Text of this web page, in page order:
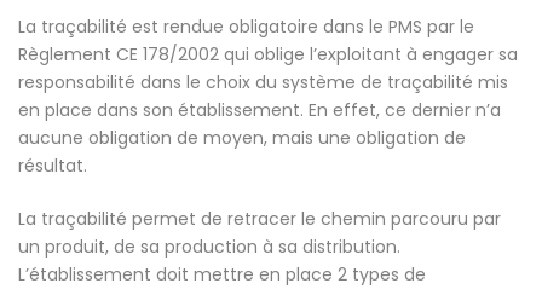
La traçabilité est rendue obligatoire dans le PMS par le
Règlement CE 178/2002 qui oblige l’exploitant à engager sa
responsabilité dans le choix du système de traçabilité mis
en place dans son établissement. En effet, ce dernier n’a
aucune obligation de moyen, mais une obligation de
résultat.
La traçabilité permet de retracer le chemin parcouru par
un produit, de sa production à sa distribution.
L’établissement doit mettre en place 2 types de